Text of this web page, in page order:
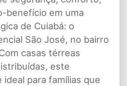
benefício em uma
de Cuiabá: o
São José, no bairro
casas térreas
este
para famílias que